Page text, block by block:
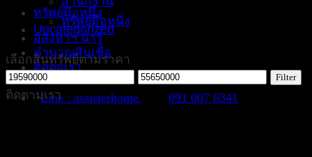
ทรัพย์มือหนึ่ง
อสังหาฯ น่ารู้
คำนวณสินเชื่อ
ติดต่อเรา
Line : assisterhome 091 007 6341
ทรัพย์มือหนึ่ง
Uncategorized
เลือกสินทรัพย์ตามราคา
Min
price
Max
Filter
ติดตามเรา